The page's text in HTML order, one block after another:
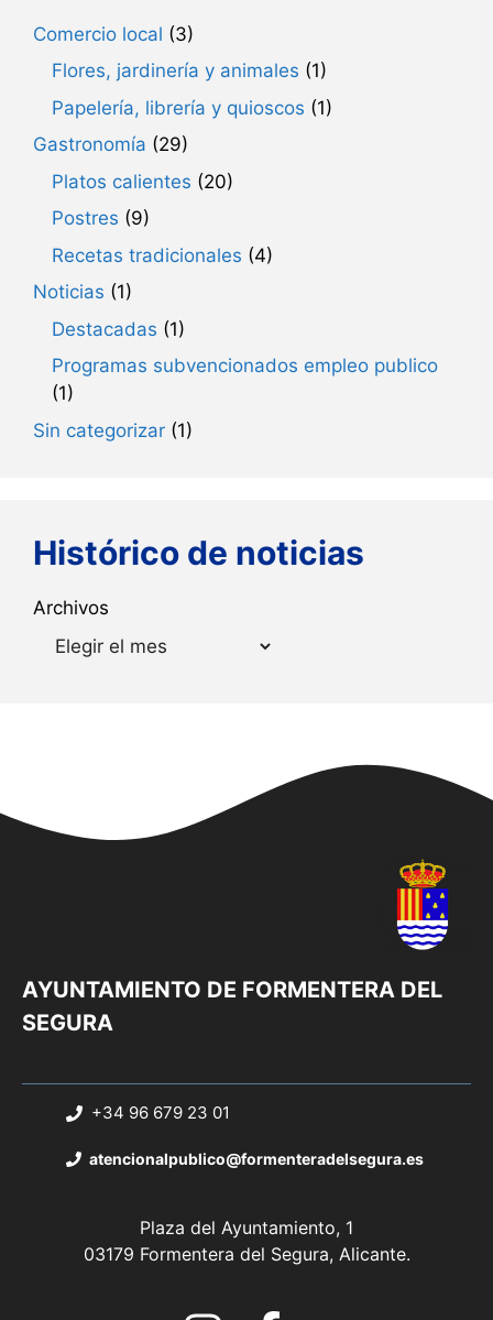
Comercio local (3)
Flores, jardinería y animales (1)
Papelería, librería y quioscos (1)
Gastronomía (29)
Platos calientes (20)
Postres (9)
Recetas tradicionales (4)
Noticias (1)
Destacadas (1)
Programas subvencionados empleo publico
(1)
Sin categorizar (1)
Histórico de noticias
Archivos
AYUNTAMIENTO DE FORMENTERA DEL
SEGURA
+34 96 679 23 01
atencionalpublico@formenteradelsegura.es
Plaza del Ayuntamiento, 1
03179 Formentera del Segura, Alicante.